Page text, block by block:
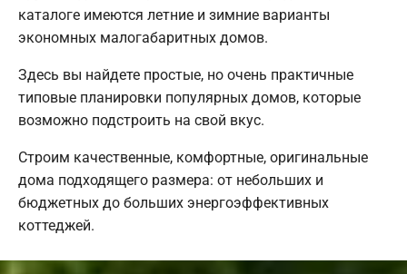
каталоге имеются летние и зимние варианты
экономных малогабаритных домов.
Здесь вы найдете простые, но очень практичные
типовые планировки популярных домов, которые
возможно подстроить на свой вкус.
Строим качественные, комфортные, оригинальные
дома подходящего размера: от небольших и
бюджетных до больших энергоэффективных
коттеджей.